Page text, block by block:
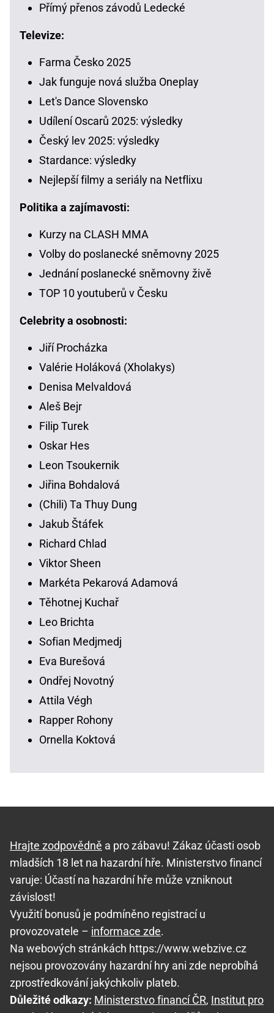
Přímý přenos závodů Ledecké
Televize:
Farma Česko 2025
Jak funguje nová služba Oneplay
Let's Dance Slovensko
Udílení Oscarů 2025: výsledky
Český lev 2025: výsledky
Stardance: výsledky
Nejlepší filmy a seriály na Netflixu
Politika a zajímavosti:
Kurzy na CLASH MMA
Volby do poslanecké sněmovny 2025
Jednání poslanecké sněmovny živě
TOP 10 youtuberů v Česku
Celebrity a osobnosti:
Jiří Procházka
Valérie Holáková (Xholakys)
Denisa Melvaldová
Aleš Bejr
Filip Turek
Oskar Hes
Leon Tsoukernik
Jiřina Bohdalová
(Chili) Ta Thuy Dung
Jakub Štáfek
Richard Chlad
Viktor Sheen
Markéta Pekarová Adamová
Těhotnej Kuchař
Leo Brichta
Sofian Medjmedj
Eva Burešová
Ondřej Novotný
Attila Végh
Rapper Rohony
Ornella Koktová
Hrajte zodpovědně a pro zábavu! Zákaz účasti osob
mladších 18 let na hazardní hře. Ministerstvo financí
varuje: Účastí na hazardní hře může vzniknout
závislost!
Využití bonusů je podmíněno registrací u
provozovatele – informace zde.
Na webových stránkách https://www.webzive.cz
nejsou provozovány hazardní hry ani zde neprobíhá
zprostředkování jakýchkoliv plateb.
Důležité odkazy: Ministerstvo financí ČR, Institut pro